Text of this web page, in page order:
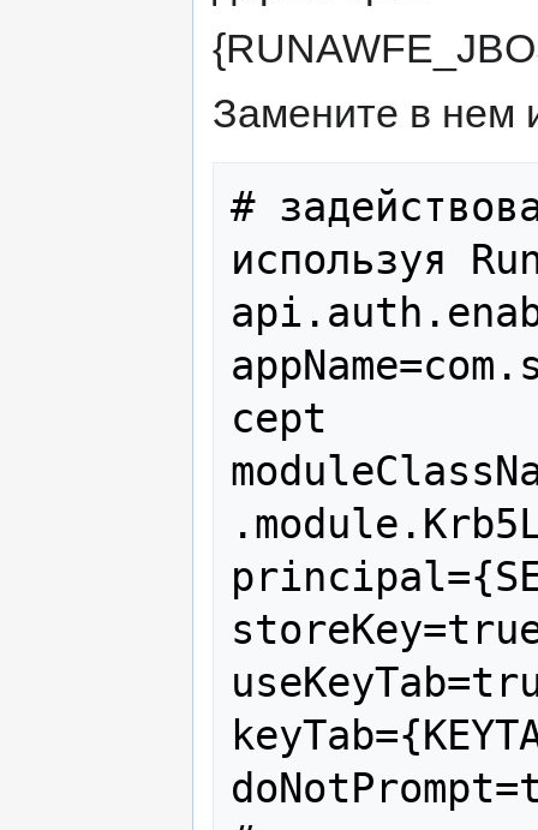
Замените в нем
#
используя
cept